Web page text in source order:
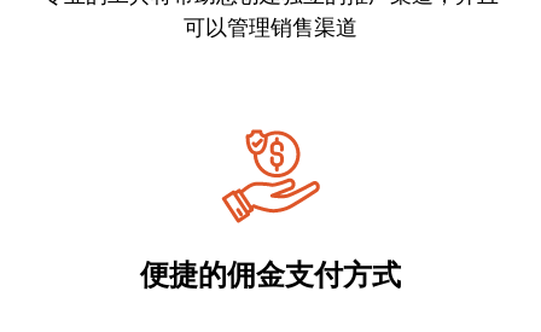
可以管理销售渠道
便捷的佣金支付方式